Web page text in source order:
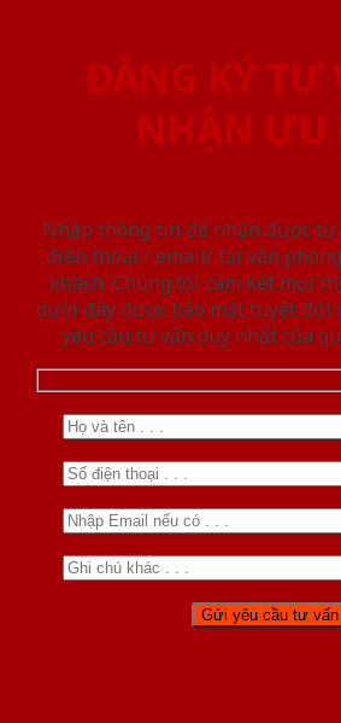
ĐĂNG KÝ TƯ
NHẬN
Nhập thông tin để nhận được tư
điện thoại / email/ tại văn
khách. Chúng tôi cam kết mọi
dưới đây được bảo mật tuyệt đối
yêu cầu tư vấn duy nhất của